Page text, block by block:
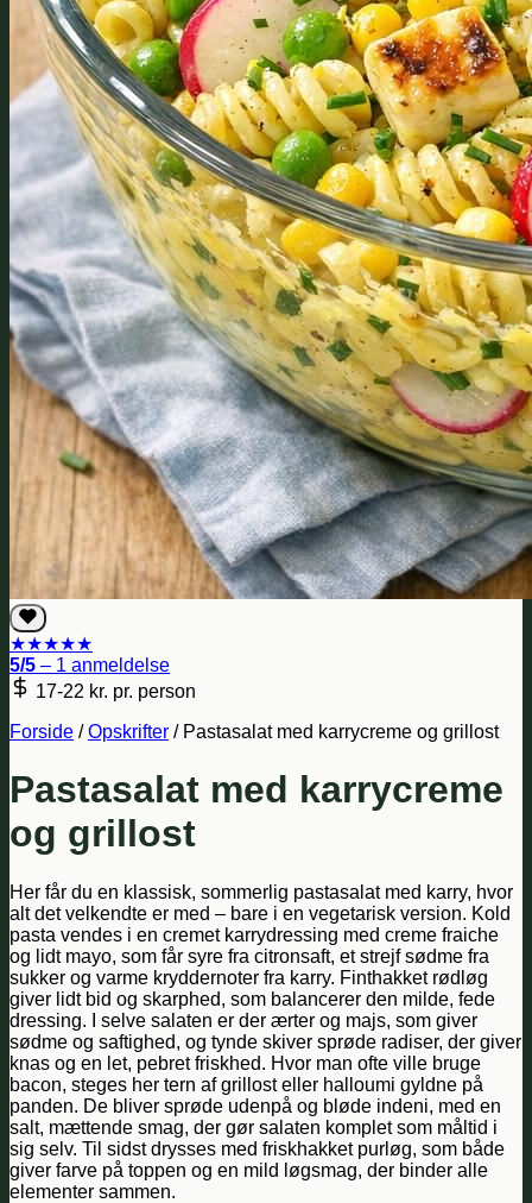
★★★★★
5/5 – 1 anmeldelse
17-22 kr. pr. person
Forside /Opskrifter / Pastasalat med karrycreme og grillost
Pastasalat med karrycreme
og grillost
Her får du en klassisk, sommerlig pastasalat med karry, hvor
alt det velkendte er med – bare i en vegetarisk version. Kold
pasta vendes i en cremet karrydressing med creme fraiche
og lidt mayo, som får syre fra citronsaft, et strejf sødme fra
sukker og varme kryddernoter fra karry. Finthakket rødløg
giver lidt bid og skarphed, som balancerer den milde, fede
dressing. I selve salaten er der ærter og majs, som giver
sødme og saftighed, og tynde skiver sprøde radiser, der giver
knas og en let, pebret friskhed. Hvor man ofte ville bruge
bacon, steges her tern af grillost eller halloumi gyldne på
panden. De bliver sprøde udenpå og bløde indeni, med en
salt, mættende smag, der gør salaten komplet som måltid i
sig selv. Til sidst drysses med friskhakket purløg, som både
giver farve på toppen og en mild løgsmag, der binder alle
elementer sammen.